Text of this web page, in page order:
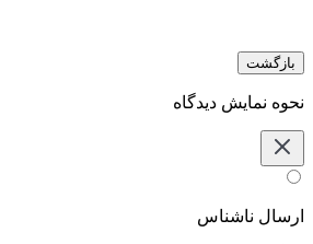
بازگشت
نحوه نمایش دیدگاه‌
ارسال ناشناس